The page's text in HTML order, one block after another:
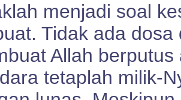
menjadi soal
Tidak ada
Allah
tetaplah milik-